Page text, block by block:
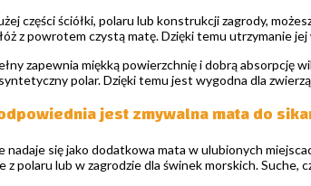
części ściółki, polaru lub konstrukcji zagrody,
z powrotem czystą matę. Dzięki temu utrzymanie
zapewnia miękką powierzchnię i dobrą absorpcję
polar. Dzięki temu jest wygodna dla
jest zmywalna mata do
nadaje się jako dodatkowa mata w ulubionych
z polaru lub w zagrodzie dla świnek morskich.